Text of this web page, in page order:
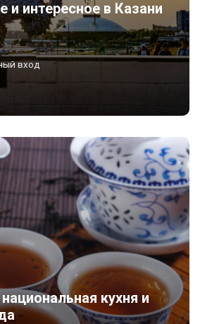
и интересное в Казани
вход
кухня и